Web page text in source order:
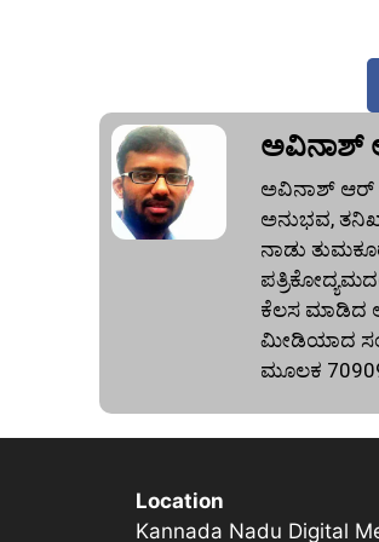
ಅವಿನಾಶ್‌
ಅವಿನಾಶ್‌ ಆರ್‌
ಅನುಭವ,
ನಾಡು
ಕೆಲಸ ಮಾಡಿದ
ಮೀಡಿಯಾದ
ಮೂಲಕ
Location
Kannada Nadu Digital